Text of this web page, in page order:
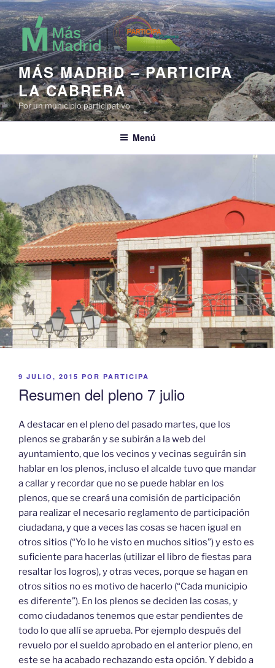
Saltar
al
contenido
MÁS MADRID – PARTICIPA
LA CABRERA
Por un municipio participativo
Menú
PUBLICADO
9 JULIO, 2015 POR PARTICIPA
Resumen del pleno 7 julio
A destacar en el pleno del pasado martes, que los
plenos se grabarán y se subirán a la web del
ayuntamiento, que los vecinos y vecinas seguirán sin
hablar en los plenos, incluso el alcalde tuvo que mandar
a callar y recordar que no se puede hablar en los
plenos, que se creará una comisión de participación
para realizar el necesario reglamento de participación
ciudadana, y que a veces las cosas se hacen igual en
otros sitios (“Yo lo he visto en muchos sitios”) y esto es
suficiente para hacerlas (utilizar el libro de fiestas para
resaltar los logros), y otras veces, porque se hagan en
otros sitios no es motivo de hacerlo (“Cada municipio
es diferente”). En los plenos se deciden las cosas, y
como ciudadanos tenemos que estar pendientes de
todo lo que allí se aprueba. Por ejemplo después del
revuelo por el sueldo aprobado en el anterior pleno, en
este se ha acabado rechazando esta opción. Y debido a